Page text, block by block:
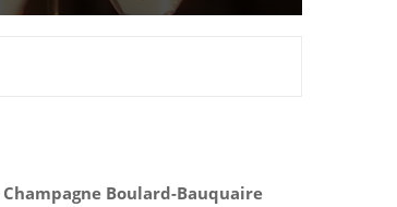
Champagne Boulard-Bauquaire